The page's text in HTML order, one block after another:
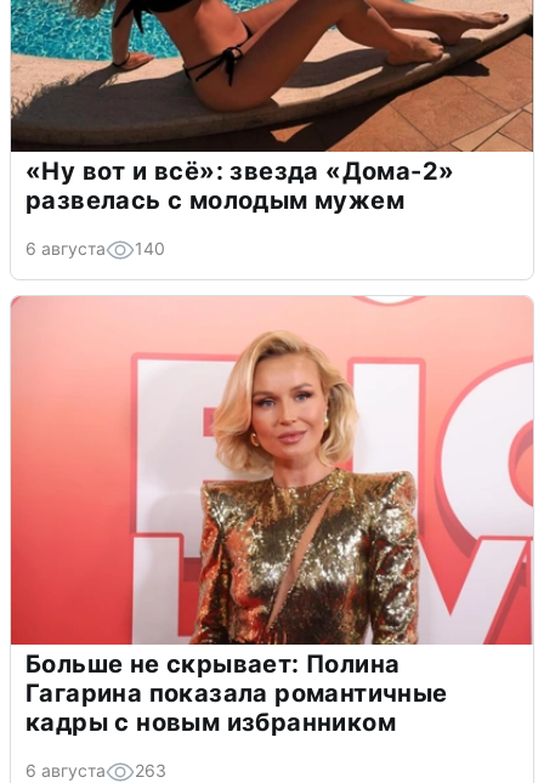
«Ну вот и всё»: звезда «Дома-2»
развелась с молодым мужем
6 августа 140
Больше не скрывает: Полина
Гагарина показала романтичные
кадры с новым избранником
6 августа 263